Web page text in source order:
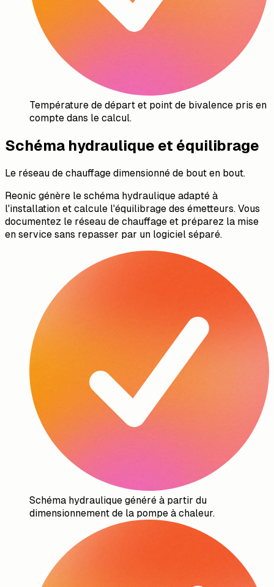
Température de départ et point de bivalence pris en
compte dans le calcul.
Schéma hydraulique et équilibrage
Le réseau de chauffage dimensionné de bout en bout.
Reonic génère le schéma hydraulique adapté à
l'installation et calcule l'équilibrage des émetteurs. Vous
documentez le réseau de chauffage et préparez la mise
en service sans repasser par un logiciel séparé.
Schéma hydraulique généré à partir du
dimensionnement de la pompe à chaleur.